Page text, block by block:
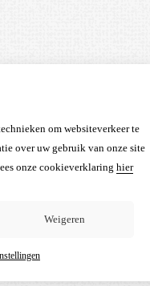
om websiteverkeer te
over uw gebruik van onze site
onze cookieverklaring hier
Weigeren